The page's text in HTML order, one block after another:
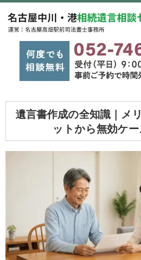
遺言書作成の全知識｜メ
ットから無効ケ